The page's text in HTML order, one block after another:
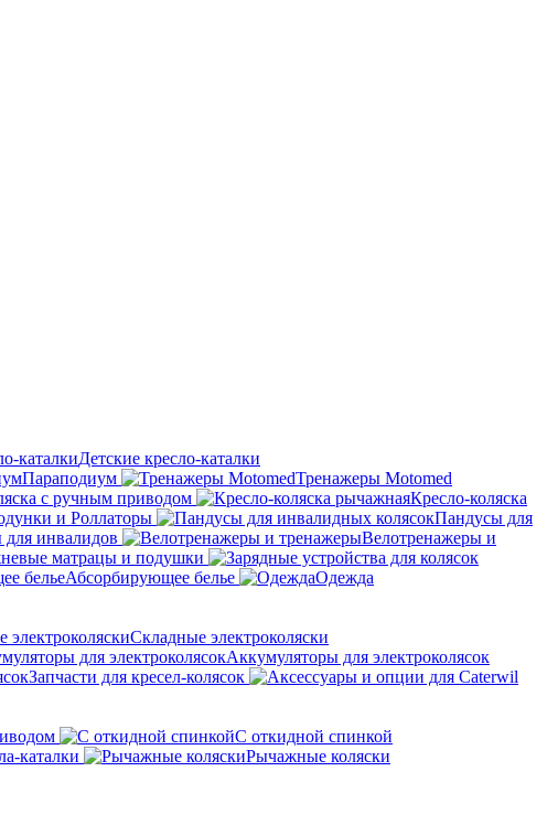
Детские кресло-каталки
Параподиум
Тренажеры Motomed
с ручным приводом
Кресло-коляска
и Роллаторы
Пандусы для
инвалидов
Велотренажеры и
матрацы и подушки
Абсорбирующее белье
Одежда
Складные электроколяски
Аккумуляторы для электроколясок
Запчасти для кресел-колясок
С откидной спинкой
каталки Рычажные коляски